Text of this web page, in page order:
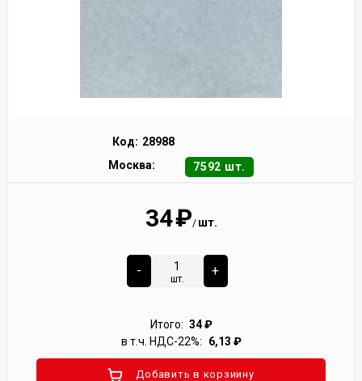
Код: 28988
Москва:
7592 шт.
34₽/ шт.
-
шт.
+
Итого: 34₽
в т.ч. НДС-22%:
6,13 ₽
Добавить в корзиину